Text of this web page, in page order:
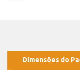
Dimensões do